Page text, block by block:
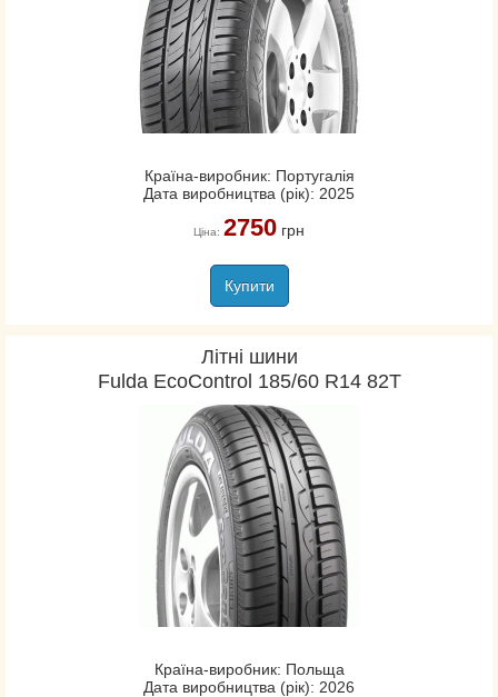
Країна-виробник: Португалія
Дата виробництва (рік): 2025
Ціна: 2750грн
Купити
Літні шини
Fulda EcoControl 185/60 R14 82T
Країна-виробник: Польща
Дата виробництва (рік): 2026